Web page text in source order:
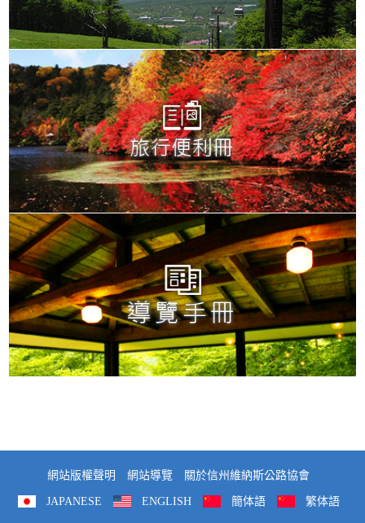
網站版權聲明 網站導覽 關於信州維納斯公路協會
JAPANESE ENGLISH 簡体語 繁体語